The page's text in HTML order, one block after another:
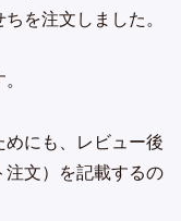
を注文しました。
にも、レビュー後
注文）を記載するの